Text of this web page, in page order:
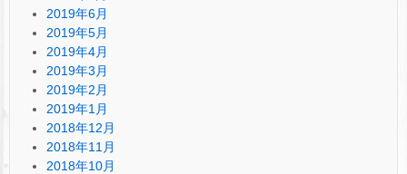
2019年6月
2019年5月
2019年4月
2019年3月
2019年2月
2019年1月
2018年12月
2018年11月
2018年10月